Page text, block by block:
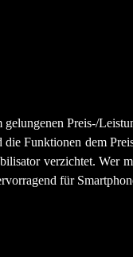
Preis-/
Funktionen dem
verzichtet. Wer
für